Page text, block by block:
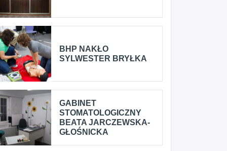
BHP NAKŁO
SYLWESTER BRYŁKA
GABINET
STOMATOLOGICZNY
BEATA JARCZEWSKA-
GŁOŚNICKA